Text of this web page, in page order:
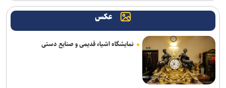
می‌دهد
طراحی تاشو و درایورهای ۴۰ میلی‌متری به هدفون جدید و میان‌رده سونی
بازمی‌گردند
نقطه مقابل «دِژا-وو» حتی از آن هم عجیب‌تر است
عکس
نمایشگاه اشیاء قدیمی و صنایع دستی